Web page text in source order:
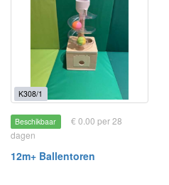
K308/1
Beschikbaar
€ 0.00 per 28
dagen
12m+ Ballentoren